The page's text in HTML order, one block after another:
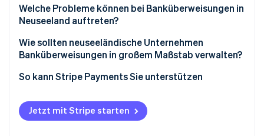
Gebühren
Welche Probleme können bei Banküberweisungen in
Neuseeland auftreten?
Wie sollten neuseeländische Unternehmen
Banküberweisungen in großem Maßstab verwalten?
Regeln Sie die zeitlichen Abläufe auf Systemebene
Kontrollieren Sie die Währung
Reduzieren Sie die Komplexität pro Zahlung
So kann Stripe Payments Sie unterstützen
Jetzt mit Stripe starten